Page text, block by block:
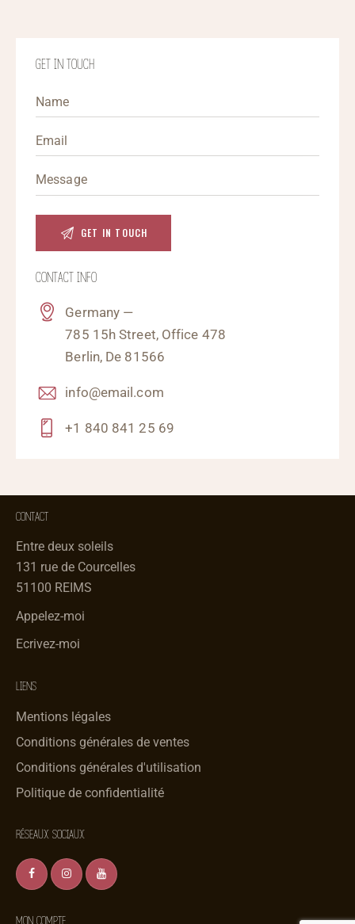
GET IN TOUCH
CONTACT INFO
Germany —
785 15h Street, Office 478
Berlin, De 81566
info@email.com
+1 840 841 25 69
CONTACT
Entre deux soleils
131 rue de Courcelles
51100 REIMS
Appelez-moi
Ecrivez-moi
LIENS
Mentions légales
Conditions générales de ventes
Conditions générales d'utilisation
Politique de confidentialité
RÉSEAUX SOCIAUX
MON COMPTE